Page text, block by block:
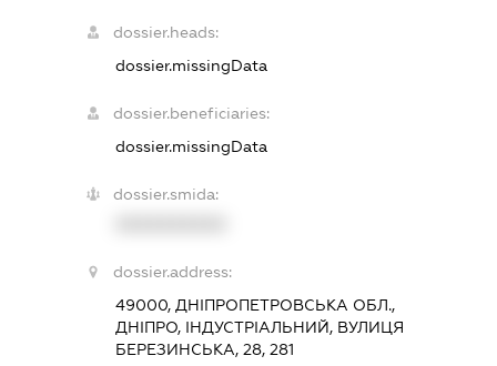
dossier.heads:
dossier.missingData
dossier.beneficiaries:
dossier.missingData
dossier.smida:
dossier.address:
49000, ДНІПРОПЕТРОВСЬКА ОБЛ.,
ДНІПРО, ІНДУСТРІАЛЬНИЙ, ВУЛИЦЯ
БЕРЕЗИНСЬКА, 28, 281